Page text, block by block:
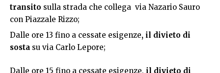
transito sulla strada che collega via Nazario Sauro
con Piazzale Rizzo;
Dalle ore 13 fino a cessate esigenze, il divieto di
sosta su via Carlo Lepore;
Dalle ore 15 fino a cessate esigenze, il divieto di